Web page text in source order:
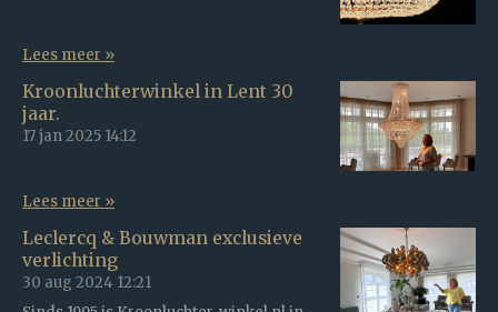
Lees meer »
Kroonluchterwinkel in Lent 30
jaar.
17 jan 2025 14:12
Lees meer »
Leclercq & Bouwman exclusieve
verlichting
30 aug 2024 12:21